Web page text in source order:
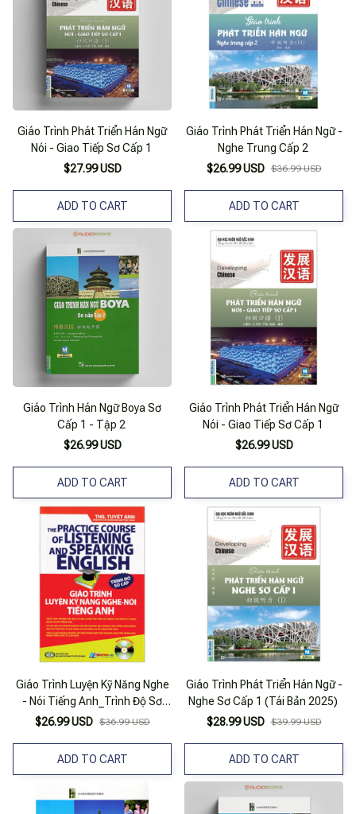
Giáo Trình Phát Triển Hán Ngữ
Nói - Giao Tiếp Sơ Cấp 1
$27.99 USD
ADD TO CART
Giáo Trình Phát Triển Hán Ngữ -
Nghe Trung Cấp 2
$26.99 USD $36.99 USD
ADD TO CART
Giáo Trình Hán Ngữ Boya Sơ
Cấp 1 - Tập 2
$26.99 USD
ADD TO CART
Giáo Trình Phát Triển Hán Ngữ
Nói - Giao Tiếp Sơ Cấp 1
$26.99 USD
ADD TO CART
Giáo Trình Luyện Kỹ Năng Nghe
- Nói Tiếng Anh_Trình Độ Sơ
Cấp (+CD)
$26.99 USD $36.99 USD
ADD TO CART
Giáo Trình Phát Triển Hán Ngữ -
Nghe Sơ Cấp 1 (Tái Bản 2025)
$28.99 USD $39.99 USD
ADD TO CART